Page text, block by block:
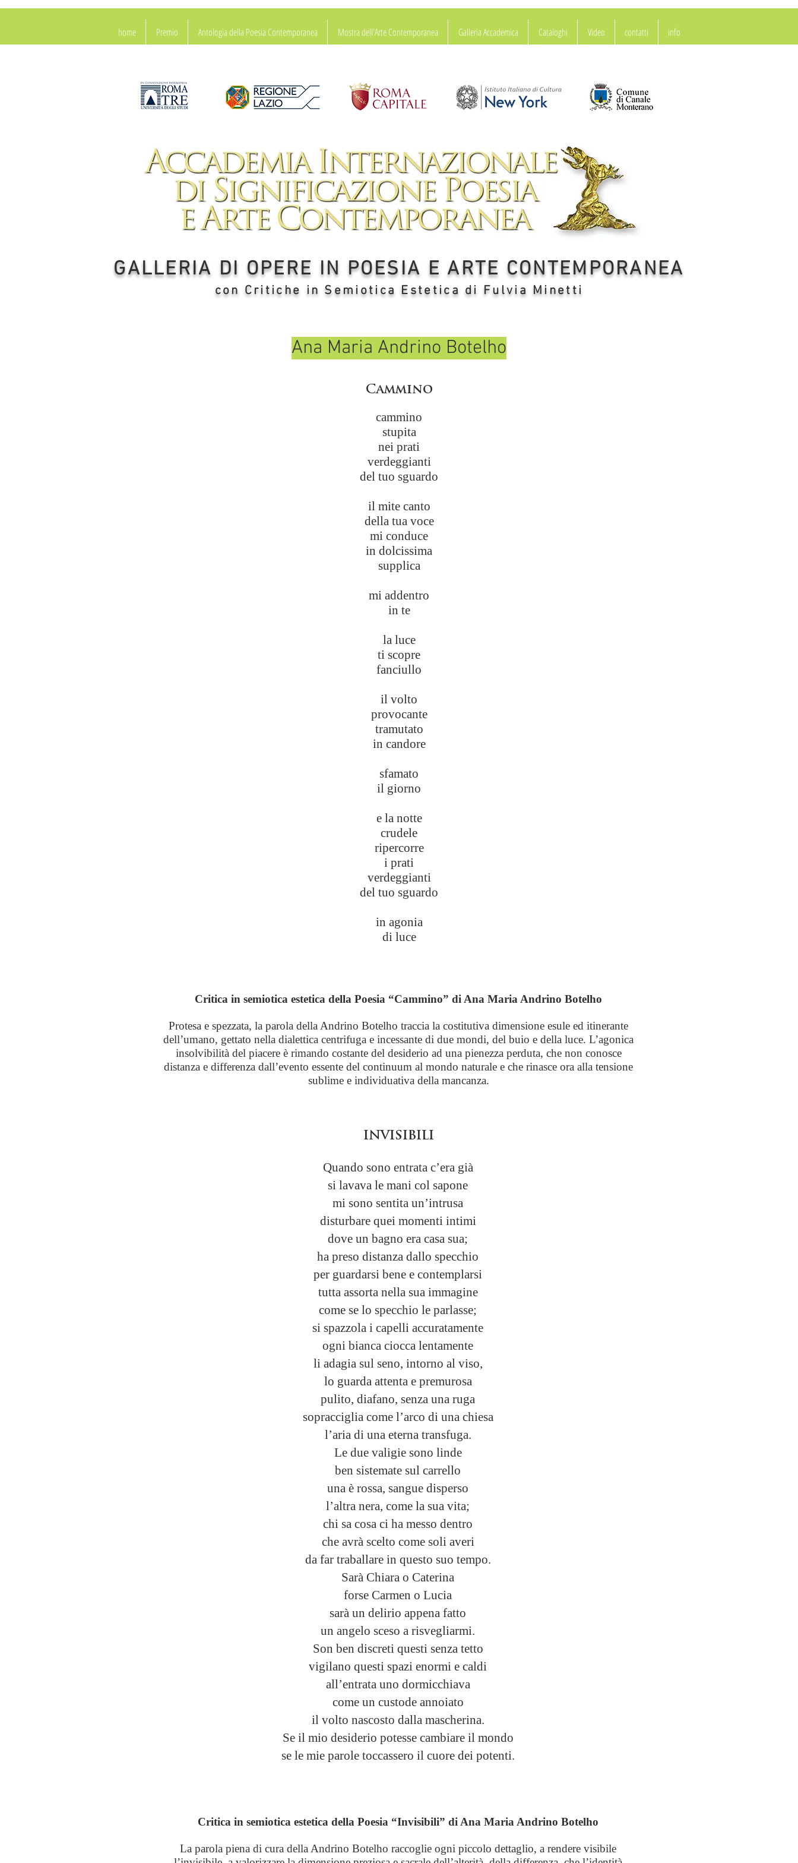
GALLERIA DI OPERE IN POESIA E ARTE CONTEMPORANEA
con Critiche in Semiotica Estetica di Fulvia Minetti
home Premio Antologia della Poesia Contemporanea Mostra dell'Arte Contemporanea Galleria Accademica Cataloghi Video contatti info
Ana Maria Andrino Botelho
Cammino
cammino
stupita
nei prati
verdeggianti
del tuo sguardo
il mite canto
della tua voce
mi conduce
in dolcissima
supplica
mi addentro
in te
la luce
ti scopre
fanciullo
il volto
provocante
tramutato
in candore
sfamato
il giorno
e la notte
crudele
ripercorre
i prati
verdeggianti
del tuo sguardo
in agonia
di luce
Critica in semiotica estetica della Poesia “Cammino” di Ana Maria Andrino Botelho
Protesa e spezzata, la parola della Andrino Botelho traccia la costitutiva dimensione esule ed itinerante
dell’umano, gettato nella dialettica centrifuga e incessante di due mondi, del buio e della luce. L’agonica
insolvibilità del piacere è rimando costante del desiderio ad una pienezza perduta, che non conosce
distanza e differenza dall’evento essente del continuum al mondo naturale e che rinasce ora alla tensione
sublime e individuativa della mancanza.
INVISIBILI
Quando sono entrata c’era già
si lavava le mani col sapone
mi sono sentita un’intrusa
disturbare quei momenti intimi
dove un bagno era casa sua;
ha preso distanza dallo specchio
per guardarsi bene e contemplarsi
tutta assorta nella sua immagine
come se lo specchio le parlasse;
si spazzola i capelli accuratamente
ogni bianca ciocca lentamente
li adagia sul seno, intorno al viso,
lo guarda attenta e premurosa
pulito, diafano, senza una ruga
sopracciglia come l’arco di una chiesa
l’aria di una eterna transfuga.
Le due valigie sono linde
ben sistemate sul carrello
una è rossa, sangue disperso
l’altra nera, come la sua vita;
chi sa cosa ci ha messo dentro
che avrà scelto come soli averi
da far traballare in questo suo tempo.
Sarà Chiara o Caterina
forse Carmen o Lucia
sarà un delirio appena fatto
un angelo sceso a risvegliarmi.
Son ben discreti questi senza tetto
vigilano questi spazi enormi e caldi
all’entrata uno dormicchiava
come un custode annoiato
il volto nascosto dalla mascherina.
Se il mio desiderio potesse cambiare il mondo
se le mie parole toccassero il cuore dei potenti.
Critica in semiotica estetica della Poesia “Invisibili” di Ana Maria Andrino Botelho
La parola piena di cura della Andrino Botelho raccoglie ogni piccolo dettaglio, a rendere visibile